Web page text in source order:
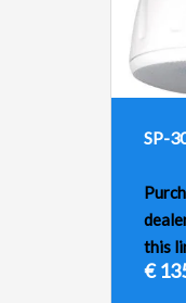
SP-
this
€